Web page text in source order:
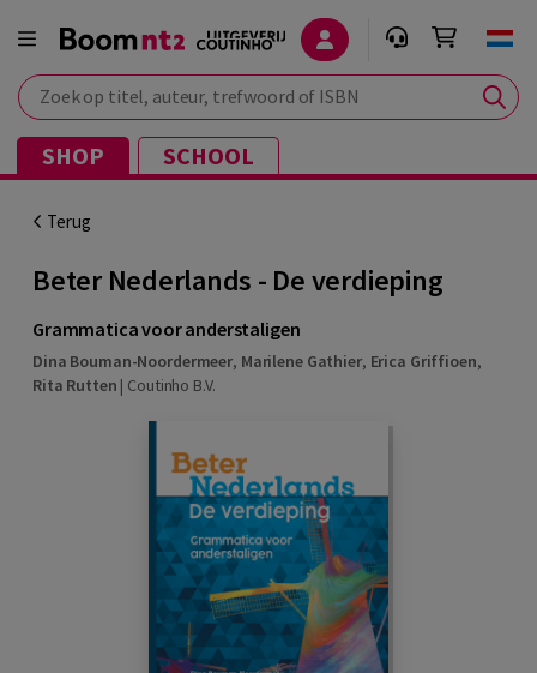
Zoek op titel, auteur, trefwoord of ISBN
SHOP SCHOOL
Terug
Beter Nederlands - De verdieping
Grammatica voor anderstaligen
Dina Bouman-Noordermeer, Marilene Gathier, Erica Griffioen,
Rita Rutten | Coutinho B.V.